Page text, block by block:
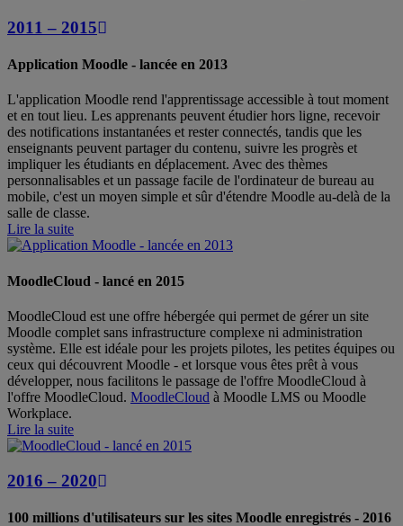
2011 – 2015
Application Moodle - lancée en 2013
L'application Moodle rend l'apprentissage accessible à tout moment
et en tout lieu. Les apprenants peuvent étudier hors ligne, recevoir
des notifications instantanées et rester connectés, tandis que les
enseignants peuvent partager du contenu, suivre les progrès et
impliquer les étudiants en déplacement. Avec des thèmes
personnalisables et un passage facile de l'ordinateur de bureau au
mobile, c'est un moyen simple et sûr d'étendre Moodle au-delà de la
salle de classe.
Lire la suite
MoodleCloud - lancé en 2015
MoodleCloud est une offre hébergée qui permet de gérer un site
Moodle complet sans infrastructure complexe ni administration
système. Elle est idéale pour les projets pilotes, les petites équipes ou
ceux qui découvrent Moodle - et lorsque vous êtes prêt à vous
développer, nous facilitons le passage de l'offre MoodleCloud à
l'offre MoodleCloud. MoodleCloud à Moodle LMS ou Moodle
Workplace.
Lire la suite
2016 – 2020
100 millions d'utilisateurs sur les sites Moodle enregistrés - 2016